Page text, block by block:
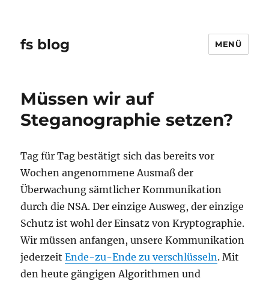
fs blog MENÜ
Müssen wir auf
Steganographie setzen?
Tag für Tag bestätigt sich das bereits vor
Wochen angenommene Ausmaß der
Überwachung sämtlicher Kommunikation
durch die NSA. Der einzige Ausweg, der einzige
Schutz ist wohl der Einsatz von Kryptographie.
Wir müssen anfangen, unsere Kommunikation
jederzeitEnde-zu-Ende zu verschlüsseln. Mit
den heute gängigen Algorithmen und